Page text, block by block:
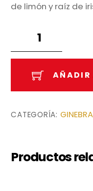
de limón y raíz de
cantidad
AÑADIR
CATEGORÍA: GINEBRA
Productos